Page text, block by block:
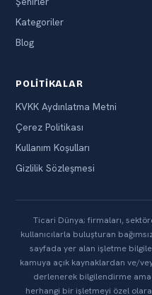
Kategoriler
Blog
POLITIKALAR
KVKK Aydınlatma Metni
Çerez Politikası
Kullanım Koşulları
Gizlilik Sözleşmesi
Ticari Dünya; firmaları,
kullanıcılarla buluşturan
sayfada yer alan işletme
kamuya açık kaynaklardan ve/
derlenerek bilgilendirme
herhangi bir işletmeyi özel